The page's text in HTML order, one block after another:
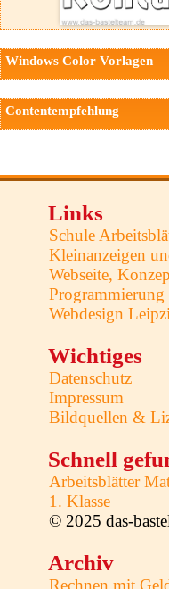
Windows Color Vorlagen
Contentempfehlung
Links
Schule
Kleinanzeigen
Webseite,
Webdesign
Wichtiges
Datenschutz
Impressum
Bildquellen &
Schnell
Arbeitsblätter
1. Klasse
© 2025 das-
Archiv
Rechnen mit